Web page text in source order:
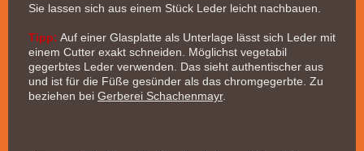
Sie lassen sich aus einem Stück Leder leicht nachbauen.
Tipp: Auf einer Glasplatte als Unterlage lässt sich Leder mit
einem Cutter exakt schneiden. Möglichst vegetabil
gegerbtes Leder verwenden. Das sieht authentischer aus
und ist für die Füße gesünder als das chromgegerbte. Zu
beziehen bei Gerberei Schachenmayr.